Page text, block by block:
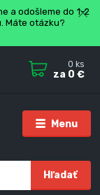
a odošleme do 1-2
Máte otázku?
Menu
Hľadať
0 ks
za 0 €